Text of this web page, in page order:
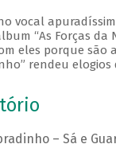
vocal
“As Forças da
eles porque são
rendeu
– Sá e